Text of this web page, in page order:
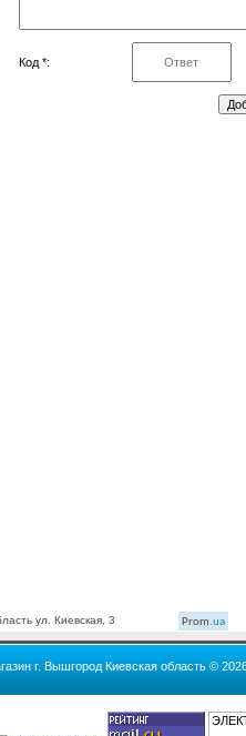
Код *:
ул. Киевская, 3 Prom.ua
г. Вышгород Киевская область ©